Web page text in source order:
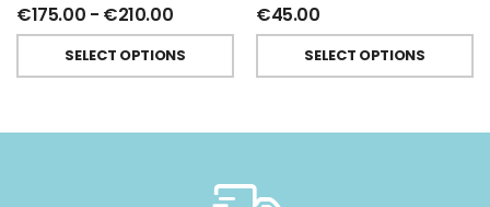
€175.00 - €210.00
SELECT OPTIONS
€45.00
SELECT OPTIONS